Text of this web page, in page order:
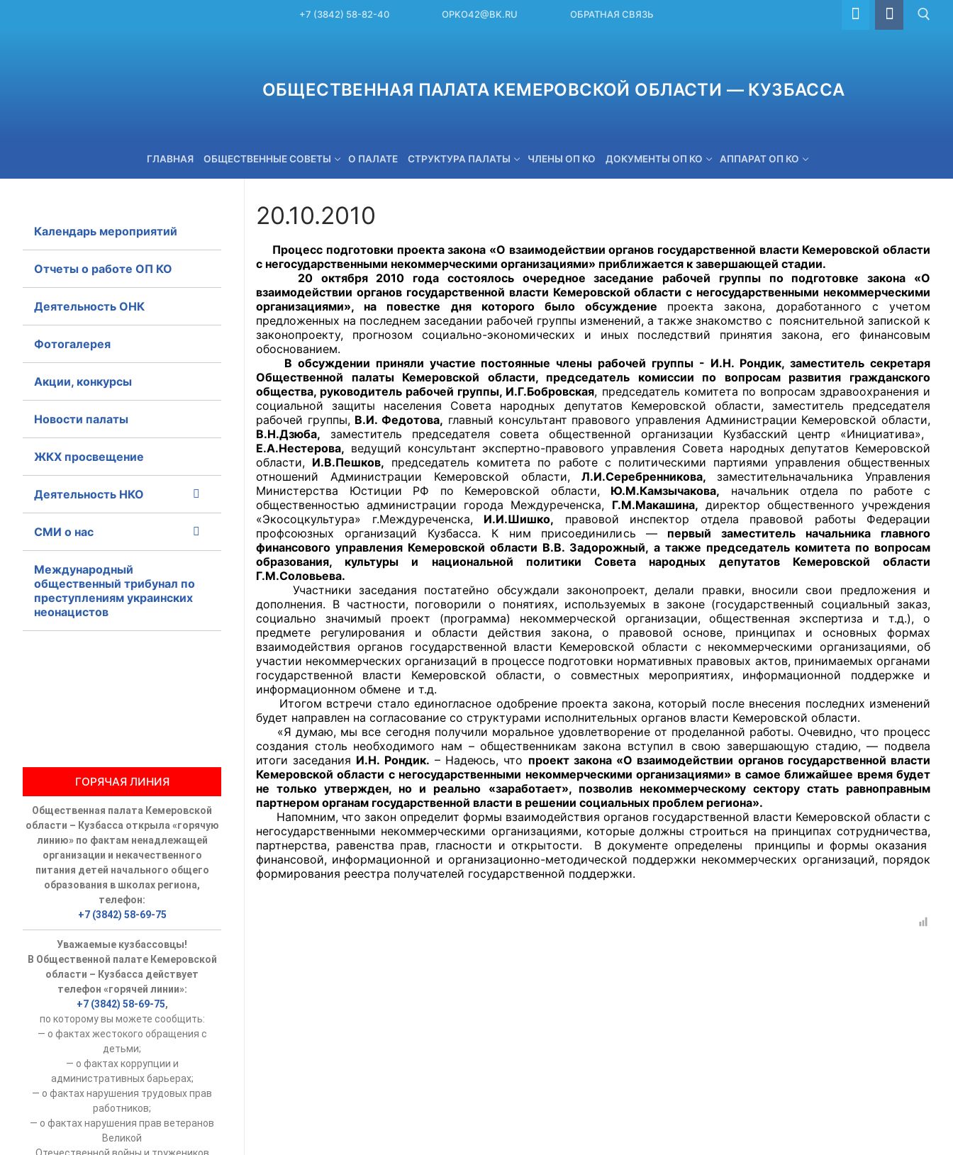
+7 (3842) 58-82-40 OPKO42@BK.RU ОБРАТНАЯ СВЯЗЬ
ОБЩЕСТВЕННАЯ ПАЛАТА КЕМЕРОВСКОЙ ОБЛАСТИ — КУЗБАССА
ГЛАВНАЯ ОБЩЕСТВЕННЫЕ СОВЕТЫ О ПАЛАТЕ СТРУКТУРА ПАЛАТЫ ЧЛЕНЫ ОП КО ДОКУМЕНТЫ ОП КО АППАРАТ ОП КО
+7 (3842) 58-82-40 OPKO42@BK.RU ОБРАТНАЯ СВЯЗЬ
Главная
Общественные советы
Общественные советы при территориальных органах федеральных органов
исполнительной власти
Общественные советы по проведению независимой оценки качества условий
оказания услуг
О Палате
Структура Палаты
Комиссии
Экспертный совет ОП КО
Совет ОП КО
Общественный штаб
Члены ОП КО
Документы ОП КО
Регламент ОП КО
Кодекс этики ОП КО
Положения
Соглашения
Рекомендации
20.10.2010
Процесс подготовки проекта закона «О взаимодействии органов государственной власти Кемеровской области
с негосударственными некоммерческими организациями» приближается к завершающей стадии.
20 октября 2010 года состоялось очередное заседание рабочей группы по подготовке закона «О
взаимодействии органов государственной власти Кемеровской области с негосударственными некоммерческими
организациями», на повестке дня которого было обсуждение проекта закона, доработанного с учетом
предложенных на последнем заседании рабочей группы изменений, а также знакомство с пояснительной запиской к
законопроекту, прогнозом социально-экономических и иных последствий принятия закона, его финансовым
обоснованием.
В обсуждении приняли участие постоянные члены рабочей группы - И.Н. Рондик, заместитель секретаря
Общественной палаты Кемеровской области, председатель комиссии по вопросам развития гражданского
общества, руководитель рабочей группы, И.Г.Бобровская, председатель комитета по вопросам здравоохранения и
социальной защиты населения Совета народных депутатов Кемеровской области, заместитель председателя
рабочей группы, В.И. Федотова, главный консультант правового управления Администрации Кемеровской области,
В.Н.Дзюба, заместитель председателя совета общественной организации Кузбасский центр «Инициатива»,
Е.А.Нестерова, ведущий консультант экспертно-правового управления Совета народных депутатов Кемеровской
области, И.В.Пешков, председатель комитета по работе с политическими партиями управления общественных
отношений Администрации Кемеровской области,Л.И.Серебренникова,заместительначальника Управления
Министерства Юстиции РФ по Кемеровской области, Ю.М.Камзычакова, начальник отдела по работе с
общественностью администрации города Междуреченска, Г.М.Макашина, директор общественного учреждения
«Экосоцкультура» г.Междуреченска, И.И.Шишко, правовой инспектор отдела правовой работы Федерации
профсоюзных организаций Кузбасса. К ним присоединились — первый заместитель начальника главного
финансового управления Кемеровской области В.В. Задорожный, а также председатель комитета по вопросам
образования, культуры и национальной политики Совета народных депутатов Кемеровской области
Г.М.Соловьева.
Участники заседания постатейно обсуждали законопроект, делали правки, вносили свои предложения и
дополнения. В частности, поговорили о понятиях, используемых в законе (государственный социальный заказ,
социально значимый проект (программа) некоммерческой организации, общественная экспертиза и т.д.), о
предмете регулирования и области действия закона, о правовой основе, принципах и основных формах
взаимодействия органов государственной власти Кемеровской области с некоммерческими организациями, об
участии некоммерческих организаций в процессе подготовки нормативных правовых актов, принимаемых органами
государственной власти Кемеровской области, о совместных мероприятиях, информационной поддержке и
информационном обмене и т.д.
Итогом встречи стало единогласное одобрение проекта закона, который после внесения последних изменений
будет направлен на согласование со структурами исполнительных органов власти Кемеровской области.
«Я думаю, мы все сегодня получили моральное удовлетворение от проделанной работы. Очевидно, что процесс
создания столь необходимого нам – общественникам закона вступил в свою завершающую стадию, — подвела
итоги заседания И.Н. Рондик. – Надеюсь, что проект закона «О взаимодействии органов государственной власти
Кемеровской области с негосударственными некоммерческими организациями» в самое ближайшее время будет
не только утвержден, но и реально «заработает», позволив некоммерческому сектору стать равноправным
партнером органам государственной власти в решении социальных проблем региона».
Напомним, что закон определит формы взаимодействия органов государственной власти Кемеровской области с
негосударственными некоммерческими организациями, которые должны строиться на принципах сотрудничества,
партнерства, равенства прав, гласности и открытости. В документе определены принципы и формы оказания
финансовой, информационной и организационно-методической поддержки некоммерческих организаций, порядок
формирования реестра получателей государственной поддержки.
Календарь мероприятий
Отчеты о работе ОП КО
Деятельность ОНК
Фотогалерея
Акции, конкурсы
Новости палаты
ЖКХ просвещение
Деятельность НКО
СМИ о нас
Международный
общественный трибунал по
преступлениям украинских
неонацистов
ГОРЯЧАЯ ЛИНИЯ
Общественная палата Кемеровской
области – Кузбасса открыла «горячую
линию» по фактам ненадлежащей
организации и некачественного
питания детей начального общего
образования в школах региона,
телефон:
+7 (3842) 58-69-75
Уважаемые кузбассовцы!
В Общественной палате Кемеровской
области – Кузбасса действует
телефон «горячей линии»:
+7 (3842) 58-69-75,
по которому вы можете сообщить:
— о фактах жестокого обращения с
детьми;
— о фактах коррупции и
административных барьерах;
— о фактах нарушения трудовых прав
работников;
— о фактах нарушения прав ветеранов
Великой
Отечественной войны и тружеников